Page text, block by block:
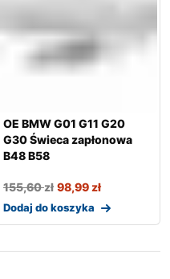
OE BMW G01 G11 G20
G30 Świeca zapłonowa
B48 B58
155,60zł 98,99zł
Dodaj do koszyka